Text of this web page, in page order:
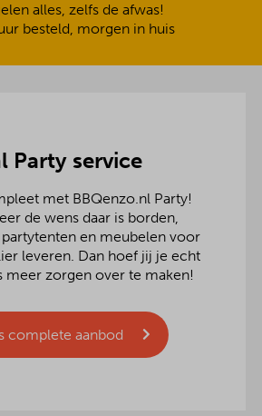
alles, zelfs de afwas!
besteld, morgen in huis
Party service
met BBQenzo.nl Party!
de wens daar is borden,
en meubelen voor
leveren. Dan hoef jij je echt
meer zorgen over te maken!
complete aanbod